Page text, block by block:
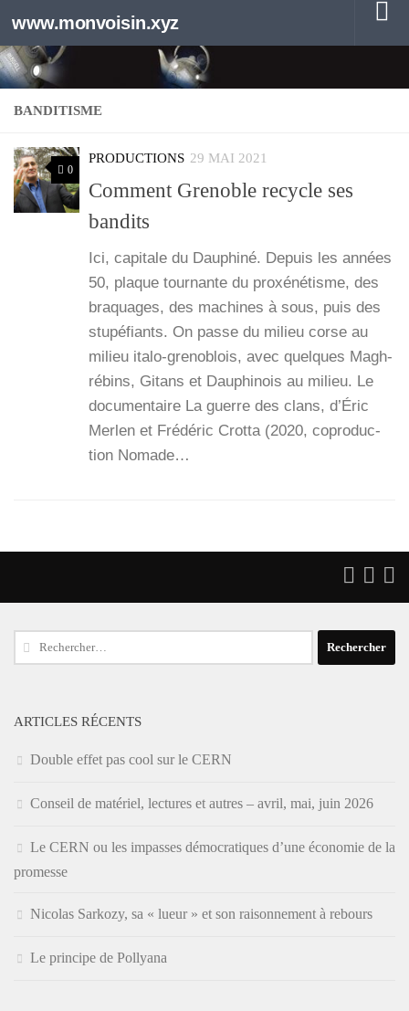
Au dessous du contenu
www.monvoisin.xyz
BANDITISME
0
PRODUCTIONS 29 MAI 2021
Comment Grenoble recycle ses
bandits
Ici, capi­tale du Dauphi­né. Depuis les années
50, plaque tour­nante du proxé­né­tisme, des
bra­quages, des machines à sous, puis des
stu­pé­fiants. On passe du milieu corse au
milieu ita­­lo-gre­­no­­blois, avec quelques Magh­
ré­bins, Gitans et Dau­phi­nois au milieu. Le
docu­men­taire La guerre des clans, d’É­ric
Mer­len et Fré­dé­ric Crot­ta (2020, copro­duc­
tion Nomade…
Rechercher :
ARTICLES RÉCENTS
Double effet pas cool sur le CERN
Conseil de matériel, lectures et autres – avril, mai, juin 2026
Le CERN ou les impasses démocratiques d’une économie de la
promesse
Nicolas Sarkozy, sa « lueur » et son raisonnement à rebours
Le principe de Pollyana